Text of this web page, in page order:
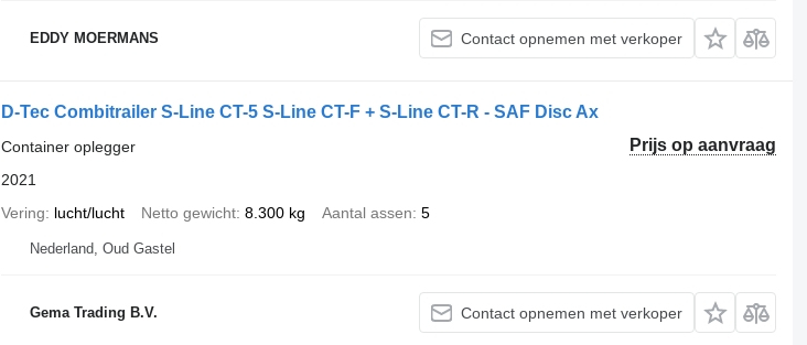
EDDY MOERMANS Contact opnemen met verkoper
D-Tec Combitrailer S-Line CT-5 S-Line CT-F + S-Line CT-R - SAF Disc Ax
Prijs op aanvraag
Container oplegger
2021
Vering
lucht/lucht Netto gewicht 8.300 kg Aantal assen 5
Nederland, Oud Gastel
Gema Trading B.V. Contact opnemen met verkoper